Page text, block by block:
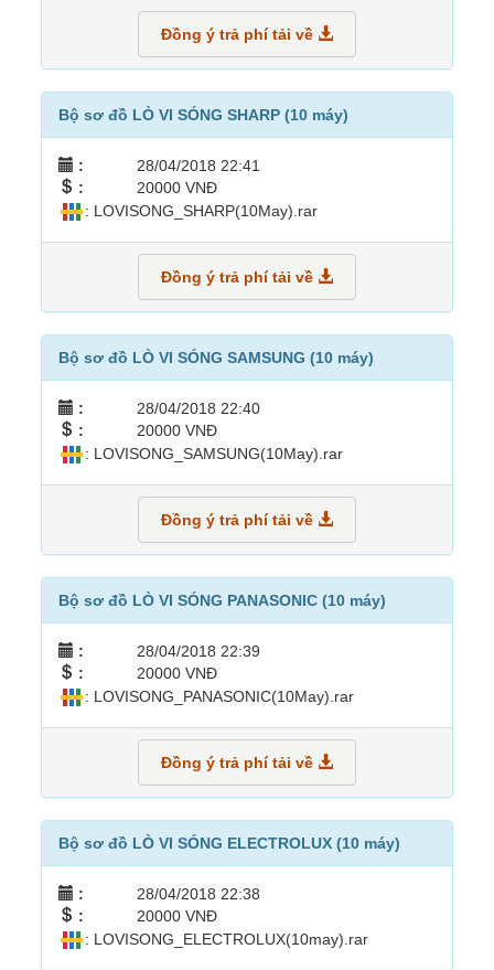
Đồng ý trả phí tải về
Bộ sơ đồ LÒ VI SÓNG SHARP (10 máy)
: 28/04/2018 22:41
: 20000 VNĐ
: LOVISONG_SHARP(10May).rar
Đồng ý trả phí tải về
Bộ sơ đồ LÒ VI SÓNG SAMSUNG (10 máy)
: 28/04/2018 22:40
: 20000 VNĐ
: LOVISONG_SAMSUNG(10May).rar
Đồng ý trả phí tải về
Bộ sơ đồ LÒ VI SÓNG PANASONIC (10 máy)
: 28/04/2018 22:39
: 20000 VNĐ
: LOVISONG_PANASONIC(10May).rar
Đồng ý trả phí tải về
Bộ sơ đồ LÒ VI SÓNG ELECTROLUX (10 máy)
: 28/04/2018 22:38
: 20000 VNĐ
: LOVISONG_ELECTROLUX(10may).rar